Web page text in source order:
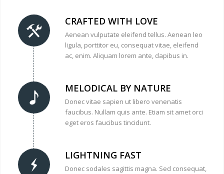
CRAFTED WITH LOVE
Aenean vulputate eleifend tellus. Aenean leo
ligula, porttitor eu, consequat vitae, eleifend
ac, enim. Aliquam lorem ante, dapibus in.
MELODICAL BY NATURE
Donec vitae sapien ut libero venenatis
faucibus. Nullam quis ante. Etiam sit amet orci
eget eros faucibus tincidunt.
LIGHTNING FAST
Donec sodales sagittis magna. Sed consequat,